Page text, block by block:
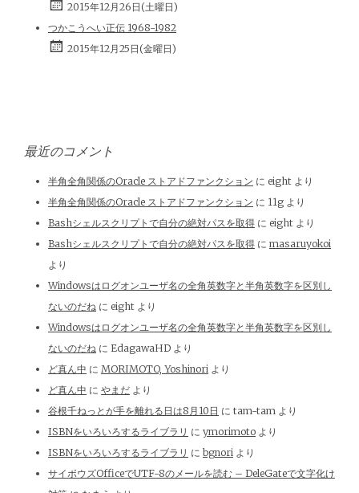
2015年12月26日(土曜日)
つかこうへい正伝 1968-1982
2015年12月25日(金曜日)
最近のコメント
半角全角関係のOracle ストアドファンクション に eight より
半角全角関係のOracle ストアドファンクション に 11g より
Bashシェルスクリプトで自分の絶対パスを取得 に eight より
Bashシェルスクリプトで自分の絶対パスを取得 に masaruyokoi
より
Windowsはログオンユーザ名の全角英数字と半角英数字を区別し
ないのだね に eight より
Windowsはログオンユーザ名の全角英数字と半角英数字を区別し
ないのだね に EdagawaHD より
ど真ん中 に MORIMOTO, Yoshinori より
ど真ん中 に やまだ より
谷根千ねっとが手を離れる日は8月10日 に tam-tam より
ISBNをいろいろするライブラリ に ymorimoto より
ISBNをいろいろするライブラリ に bgnori より
サイボウズOfficeでUTF-8のメールを読む – DeleGateで文字化け